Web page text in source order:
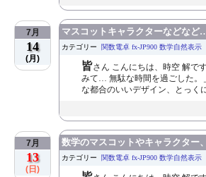
7月
14
(月)
マスコットキャラクターなどな
カテゴリー 関数電卓 fx-JP900 数学自然表示
皆さん こんにちは、時空 解で
みて… 無駄な時間を過ごした。
な都合のいいデザイン、とっく
7月
13
(日)
数学のマスコットやキャラクター
カテゴリー 関数電卓 fx-JP900 数学自然表示